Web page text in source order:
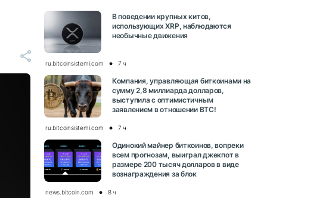
В поведении крупных китов,
использующих XRP, наблюдаются
необычные движения
ru.bitcoinsistemi.com 7 ч
Компания, управляющая биткоинами на
сумму 2,8 миллиарда долларов,
выступила с оптимистичным
заявлением в отношении BTC!
ru.bitcoinsistemi.com 7 ч
Одинокий майнер биткоинов, вопреки
всем прогнозам, выиграл джекпот в
размере 200 тысяч долларов в виде
вознаграждения за блок
news.bitcoin.com 8 ч